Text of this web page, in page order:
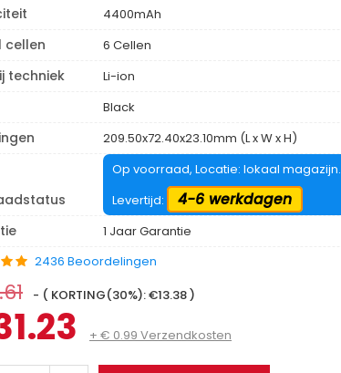
4400mAh
cellen 6 Cellen
techniek Li-ion
Black
209.50x72.40x23.10mm (L x W x H)
Op voorraad, Locatie: lokaal magazijn.
Levertijd:
4-6 werkdagen
1 Jaar Garantie
2436 Beoordelingen
- ( KORTING(30%): €13.38 )
+ € 0.99 Verzendkosten